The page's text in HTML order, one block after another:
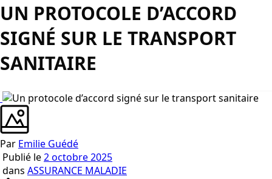
UN PROTOCOLE D’ACCORD
SIGNÉ SUR LE TRANSPORT
SANITAIRE
Par Emilie Guédé
Publié le2 octobre 2025
dans ASSURANCE MALADIE